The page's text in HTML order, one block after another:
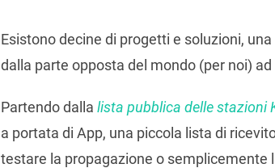
Esistono decine di progetti e soluzioni, una
dalla parte opposta del mondo (per noi)
Partendo dalla lista pubblica delle stazioni
a portata di App, una piccola lista di
testare la propagazione o semplicemente